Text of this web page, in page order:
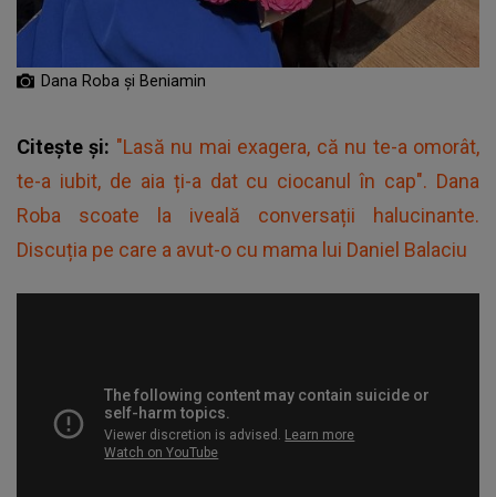
Dana Roba și Beniamin
Citește și: "Lasă nu mai exagera, că nu te-a omorât,
te-a iubit, de aia ți-a dat cu ciocanul în cap". Dana
Roba scoate la iveală conversații halucinante.
Discuția pe care a avut-o cu mama lui Daniel Balaciu